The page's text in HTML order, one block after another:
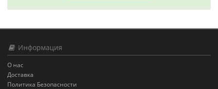
Информация
О нас
Доставка
Политика Безопасности